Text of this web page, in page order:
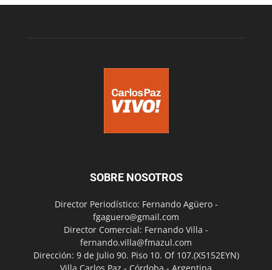
SOBRE NOSOTROS
Director Periodístico: Fernando Agüero -
fgaguero@gmail.com
Director Comercial: Fernando Villa -
fernando.villa@fmazul.com
Dirección: 9 de Julio 90. Piso 10. Of 107.(X5152EYN)